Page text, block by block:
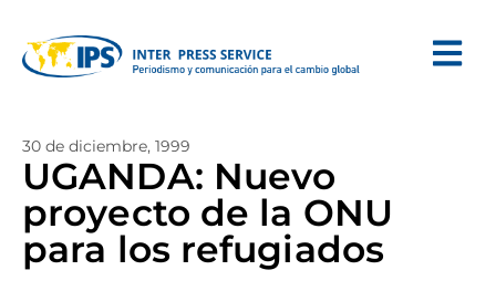
30 de diciembre, 1999
UGANDA: Nuevo
proyecto de la ONU
para los refugiados